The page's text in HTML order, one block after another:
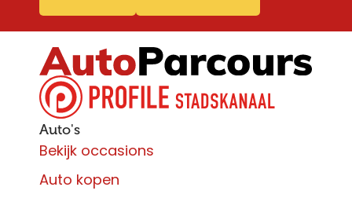
Auto's
Bekijk occasions
Auto kopen